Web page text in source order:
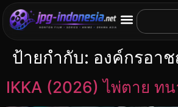
ป้ายกำกับ: องค์กรอา
IKKA (2026) ไพ่ตาย ท